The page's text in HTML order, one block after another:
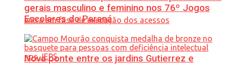
Nova ponte entre os jardins Gutierrez e
gerais masculino e feminino nos 76º Jogos
Escolares do Paraná